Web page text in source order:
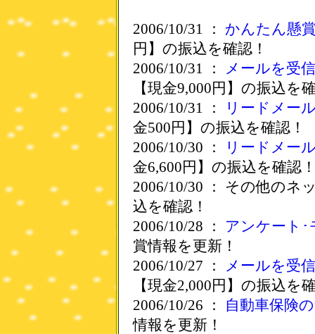
2006/10/31 ： かんたん懸
円】の振込を確認！
2006/10/31 ：
メールを受
【現金9,000円】の振込を
2006/10/31 ：
リードメー
金500円】の振込を確認！
2006/10/30 ：
リードメー
金6,600円】の振込を確認
2006/10/30 ： その他のネ
込を確認！
2006/10/28 ： アンケート
賞情報を更新！
2006/10/27 ：
メールを受
【現金2,000円】の振込を
2006/10/26 ： 自動車保険
情報を更新！